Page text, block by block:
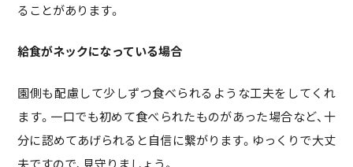
ることがあります。
給食がネックになっている場合
園側も配慮して少しずつ食べられるような工夫をしてくれ
ます。一口でも初めて食べられたものがあった場合など、十
分に認めてあげられると自信に繋がります。ゆっくりで大丈
夫ですので、見守りましょう。